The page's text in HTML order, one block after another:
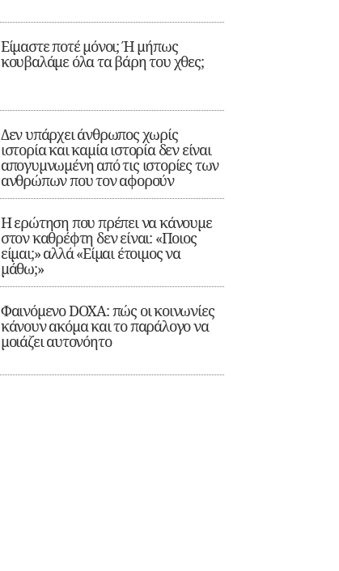
Είμαστε ποτέ μόνοι; Ή μήπως
κουβαλάμε όλα τα βάρη του χθες;
Δεν υπάρχει άνθρωπος χωρίς
ιστορία και καμία ιστορία δεν είναι
απογυμνωμένη από τις ιστορίες των
ανθρώπων που τον αφορούν
Η ερώτηση που πρέπει να κάνουμε
στον καθρέφτη δεν είναι: «Ποιος
είμαι;» αλλά «Είμαι έτοιμος να
μάθω;»
Φαινόμενο DOXA: πώς οι κοινωνίες
κάνουν ακόμα και το παράλογο να
μοιάζει αυτονόητο